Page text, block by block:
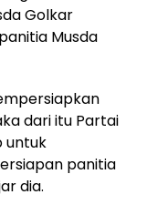
Golkar
Musda
dari itu Partai
untuk
panitia
dia.